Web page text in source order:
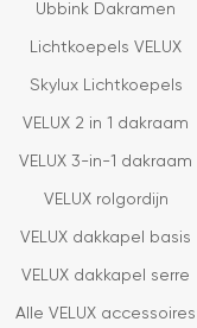
Ubbink Dakramen
Lichtkoepels VELUX
Skylux Lichtkoepels
VELUX 2 in 1 dakraam
VELUX 3-in-1 dakraam
VELUX rolgordijn
VELUX dakkapel basis
VELUX dakkapel serre
Alle VELUX accessoires